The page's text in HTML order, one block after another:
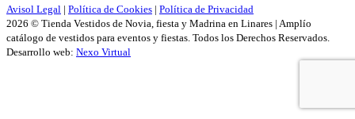
Avisol Legal | Política de Cookies | Política de Privacidad
2026 © Tienda Vestidos de Novia, fiesta y Madrina en Linares | Amplío
catálogo de vestidos para eventos y fiestas. Todos los Derechos Reservados.
Desarrollo web: Nexo Virtual